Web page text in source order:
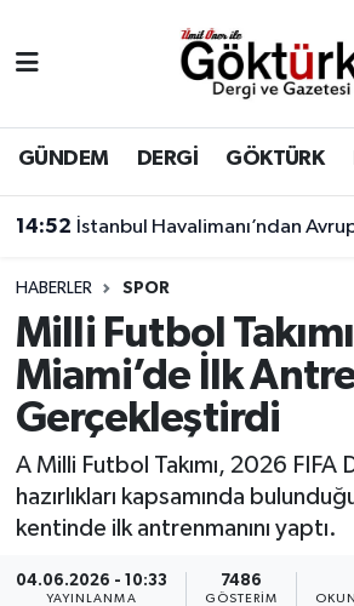
GÜNDEM DERGİ GÖKTÜRK
14:52 İstanbul Havalimanı’ndan
HABERLER SPOR
Milli Futbol Takımı
Miami’de İlk
Gerçekleştirdi
A Milli Futbol Takımı, 2026 FIFA
hazırlıkları kapsamında
kentinde ilk antrenmanını yaptı.
04.06.2026 - 10:33
YAYINLANMA
7486
GÖSTERIM
BİLİM
DERGİ
DÜNYA
EĞİTİM
EKONOMİ
GÖKTÜRK
GÜNDEM
KEMERBURGAZ
Eyüpsultan Hava Durumu
Eyüpsultan Trafik Yoğunluk
Süper Lig Puan Durumu ve
Tüm Manşetler
Son Dakika Haberleri
Haber Arşivi